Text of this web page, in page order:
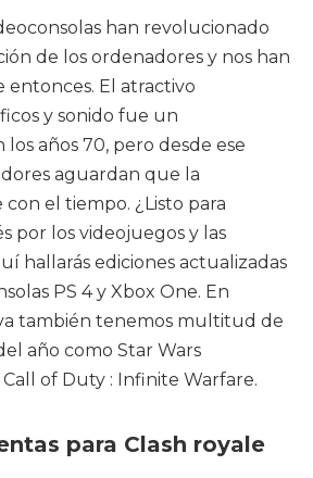
han revolucionado
de los ordenadores y nos han
El atractivo
y sonido fue un
años 70, pero desde ese
aguardan que la
el tiempo. ¿Listo para
por los videojuegos y las
hallarás ediciones actualizadas
PS 4 y Xbox One. En
también tenemos multitud de
año como Star Wars
of Duty : Infinite Warfare.
para Clash royale